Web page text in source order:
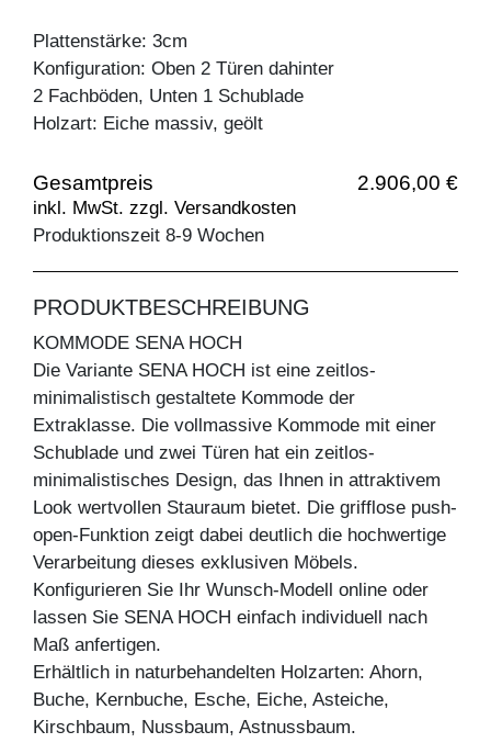
Plattenstärke: 3cm
Konfiguration: Oben 2 Türen dahinter
2 Fachböden, Unten 1 Schublade
Holzart: Eiche massiv, geölt
Gesamtpreis 2.906,00 €
inkl. MwSt. zzgl. Versandkosten
Produktionszeit 8-9 Wochen
PRODUKTBESCHREIBUNG
KOMMODE SENA HOCH
Die Variante SENA HOCH ist eine zeitlos-
minimalistisch gestaltete Kommode der
Extraklasse. Die vollmassive Kommode mit einer
Schublade und zwei Türen hat ein zeitlos-
minimalistisches Design, das Ihnen in attraktivem
Look wertvollen Stauraum bietet. Die grifflose push-
open-Funktion zeigt dabei deutlich die hochwertige
Verarbeitung dieses exklusiven Möbels.
Konfigurieren Sie Ihr Wunsch-Modell online oder
lassen Sie SENA HOCH einfach individuell nach
Maß anfertigen.
Erhältlich in naturbehandelten Holzarten: Ahorn,
Buche, Kernbuche, Esche, Eiche, Asteiche,
Kirschbaum, Nussbaum, Astnussbaum.